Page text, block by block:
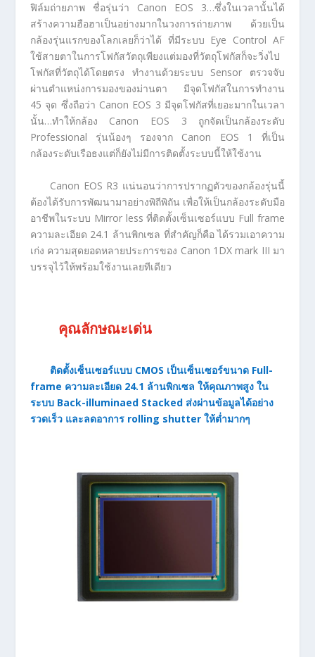
ฟิล์มถ่ายภาพ ชื่อรุ่นว่า Canon EOS 3…ซึ่งในเวลานั้นได้
สร้างความฮือฮาเป็นอย่างมากในวงการถ่ายภาพ ด้วยเป็น
กล้องรุ่นแรกของโลกเลยก็ว่าได้ ที่มีระบบ Eye Control AF
ใช้สายตาในการโฟกัสวัตถุเพียงแต่มองที่วัตถุโฟกัสก็จะวิ่งไป
โฟกัสที่วัตถุได้โดยตรง ทำงานด้วยระบบ Sensor ตรวจจับ
ผ่านตำแหน่งการมองของม่านตา มีจุดโฟกัสในการทำงาน
45 จุด ซึ่งถือว่า Canon EOS 3 มีจุดโฟกัสที่เยอะมากในเวลา
นั้น…ทำให้กล้อง Canon EOS 3 ถูกจัดเป็นกล้องระดับ
Professional รุ่นน้องๆ รองจาก Canon EOS 1 ที่เป็น
กล้องระดับเรือธงแต่ก็ยังไม่มีการติดตั้งระบบนี้ให้ใช้งาน
Canon EOS R3 แน่นอนว่าการปรากฏตัวของกล้องรุ่นนี้
ต้องได้รับการพัฒนามาอย่างพิถีพิถัน เพื่อให้เป็นกล้องระดับมือ
อาชีพในระบบ Mirror less ที่ติดตั้งเซ็นเซอร์แบบ Full frame
ความละเอียด 24.1 ล้านพิกเซล ที่สำคัญก็คือ ได้รวมเอาความ
เก่ง ความสุดยอดหลายประการของ Canon 1DX mark III มา
บรรจุไว้ให้พร้อมใช้งานเลยทีเดียว
คุณลักษณะเด่น
ติดตั้งเซ็นเซอร์แบบ CMOS เป็นเซ็นเซอร์ขนาด Full-
frame ความละเอียด 24.1 ล้านพิกเซล ให้คุณภาพสูง ใน
ระบบ Back-illuminaed Stacked ส่งผ่านข้อมูลได้อย่าง
รวดเร็ว และลดอาการ rolling shutter ให้ต่ำมากๆ